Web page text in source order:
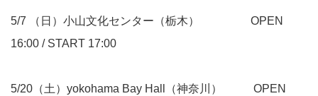
5/7 （日）小山文化センター（栃木） OPEN
16:00 / START 17:00
5/20（土）yokohama Bay Hall（神奈川） OPEN